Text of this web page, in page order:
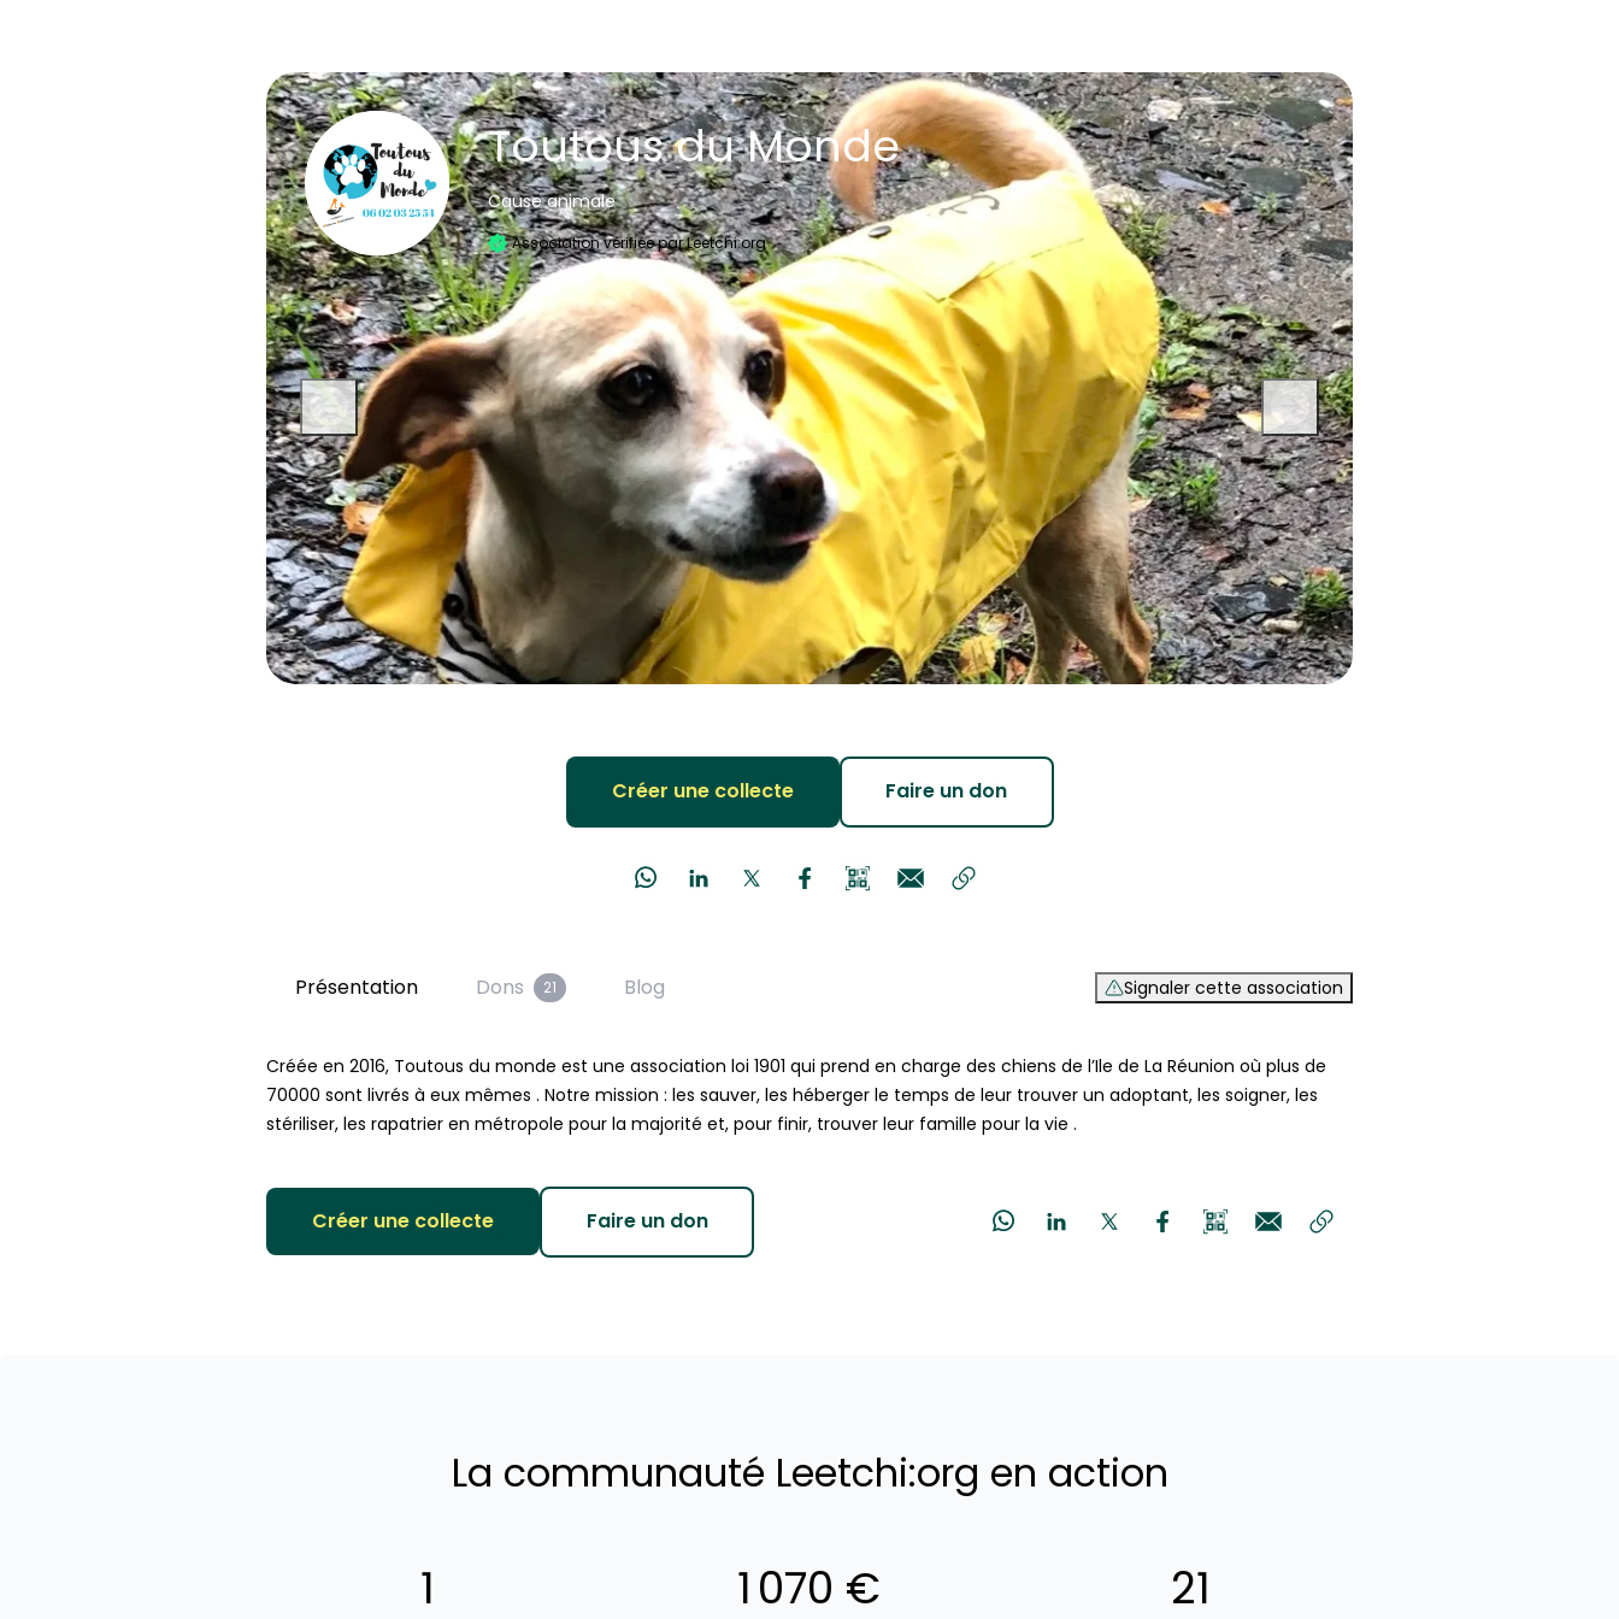
Toutous du Monde
Cause animale
Association vérifiée par Leetchi:org
Créer une collecte Faire un don
Présentation Dons 21 Blog Signaler cette association
Créée en 2016, Toutous du monde est une association loi 1901 qui prend en charge des chiens de l’Ile de La Réunion où plus de
70000 sont livrés à eux mêmes . Notre mission : les sauver, les héberger le temps de leur trouver un adoptant, les soigner, les
stériliser, les rapatrier en métropole pour la majorité et, pour finir, trouver leur famille pour la vie .
Créer une collecte Faire un don
La communauté Leetchi:org en action
1 1 070 € 21